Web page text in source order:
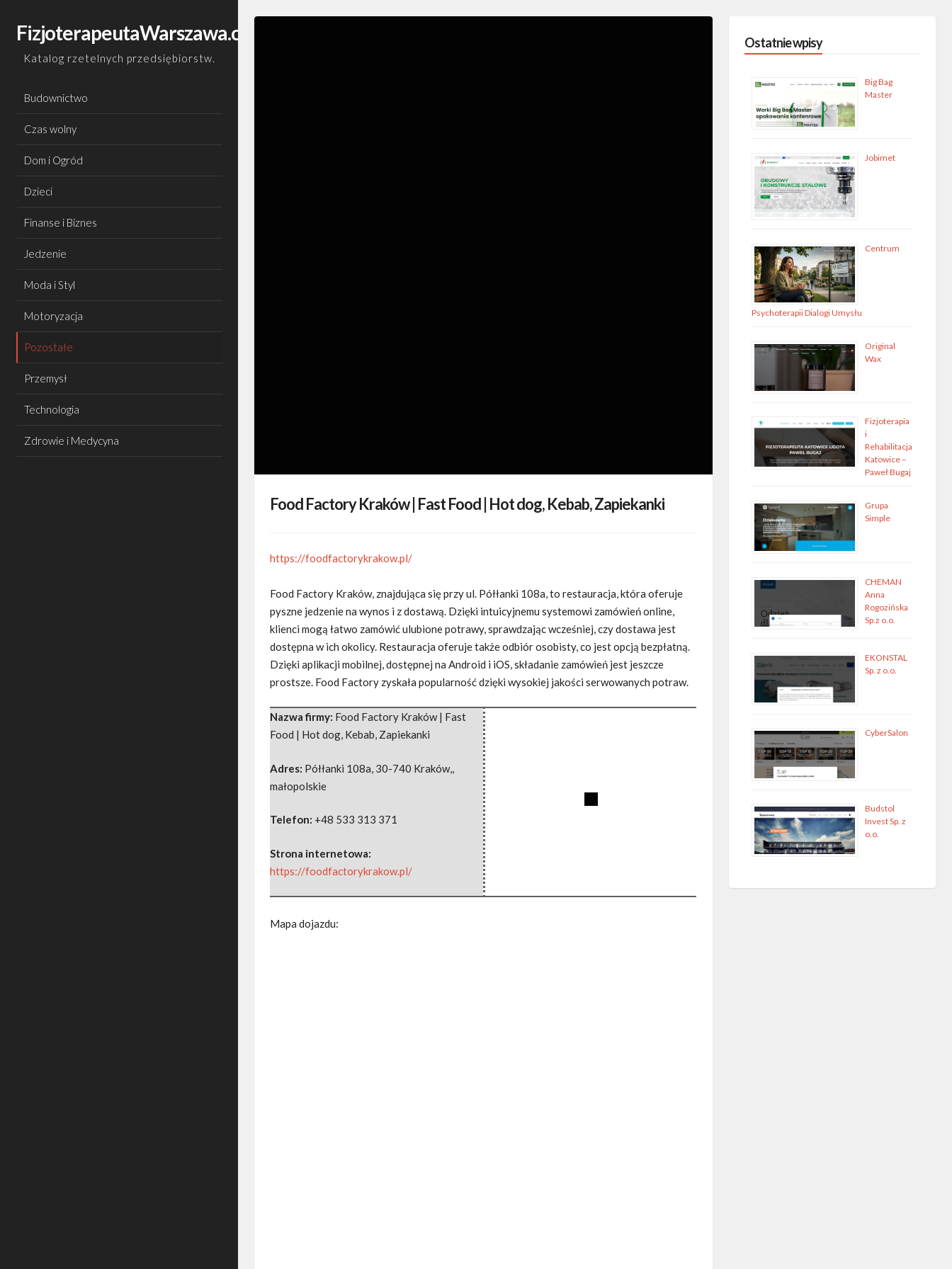
contentFizjoterapeutaWarszawa.com.pl
Katalog rzetelnych przedsiębiorstw.
Budownictwo
Czas wolny
Dom i Ogród
Dzieci
Finanse i Biznes
Jedzenie
Moda i Styl
Motoryzacja
Pozostałe
Przemysł
Technologia
Zdrowie i Medycyna
Food Factory Kraków | Fast Food | Hot dog, Kebab, Zapiekanki
https://foodfactorykrakow.pl/
Food Factory Kraków, znajdująca się przy ul. Półłanki 108a, to restauracja, która oferuje
pyszne jedzenie na wynos i z dostawą. Dzięki intuicyjnemu systemowi zamówień online,
klienci mogą łatwo zamówić ulubione potrawy, sprawdzając wcześniej, czy dostawa jest
dostępna w ich okolicy. Restauracja oferuje także odbiór osobisty, co jest opcją bezpłatną.
Dzięki aplikacji mobilnej, dostępnej na Android i iOS, składanie zamówień jest jeszcze
prostsze. Food Factory zyskała popularność dzięki wysokiej jakości serwowanych potraw.
Nazwa firmy: Food Factory Kraków | Fast
Food | Hot dog, Kebab, Zapiekanki
Adres: Półłanki 108a, 30-740 Kraków,,
małopolskie
Telefon: +48 533 313 371
Strona internetowa:
https://foodfactorykrakow.pl/
Mapa dojazdu:
Ostatnie wpisy
Big Bag
Master
Jobimet
Centrum
Psychoterapii Dialogi Umysłu
Original
Wax
Fizjoterapia
i
Rehabilitacja
Katowice –
Paweł Bugaj
Grupa
Simple
CHEMAN
Anna
Rogozińska
Sp.z o.o.
EKONSTAL
Sp. z o.o.
CyberSalon
Budstol
Invest Sp. z
o.o.